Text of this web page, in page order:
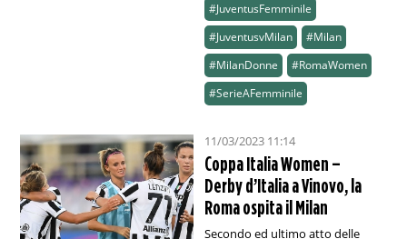
#JuventusFemminile
#JuventusvMilan
#Milan
#MilanDonne
#RomaWomen
#SerieAFemminile
11/03/2023 11:14
Coppa Italia Women –
Derby d’Italia a Vinovo, la
Roma ospita il Milan
Secondo ed ultimo atto delle